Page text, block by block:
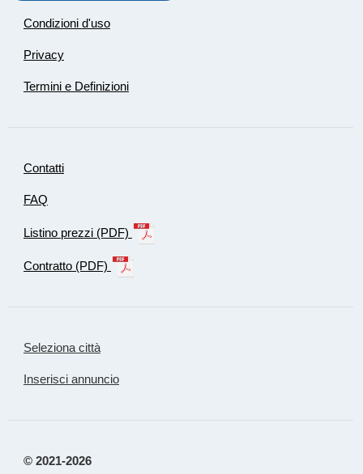
Condizioni d'uso
Privacy
Termini e Definizioni
Contatti
FAQ
Listino prezzi (PDF)
Contratto (PDF)
Seleziona città
Inserisci annuncio
© 2021-2026